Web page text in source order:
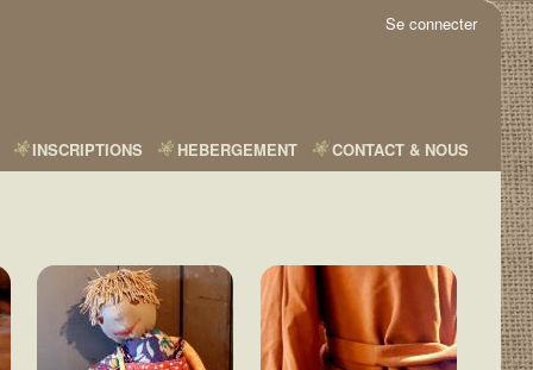
Se connecter
INSCRIPTIONS HEBERGEMENT CONTACT & NOUS